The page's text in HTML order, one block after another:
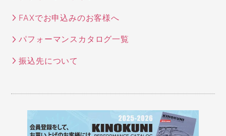
FAXでお申込みのお客様へ
パフォーマンスカタログ一覧
振込先について